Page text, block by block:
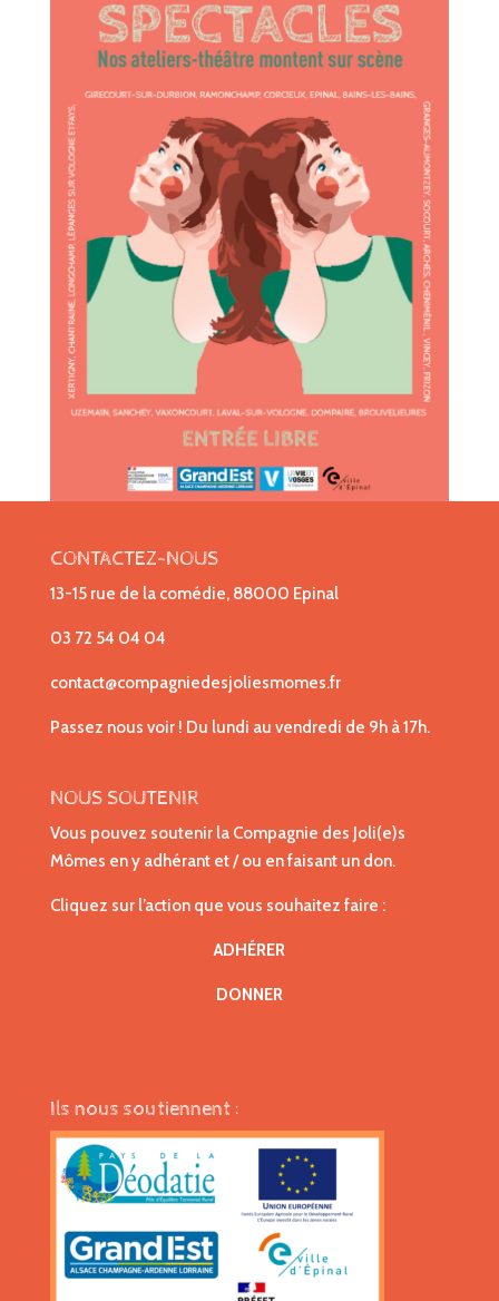
CONTACTEZ-NOUS
13-15 rue de la comédie, 88000 Epinal
03 72 54 04 04
contact@compagniedesjoliesmomes.fr
Passez nous voir ! Du lundi au vendredi de 9h à 17h.
NOUS SOUTENIR
Vous pouvez soutenir la Compagnie des Joli(e)s
Mômes en y adhérant et / ou en faisant un don.
Cliquez sur l’action que vous souhaitez faire :
ADHÉRER
DONNER
Ils nous soutiennent :